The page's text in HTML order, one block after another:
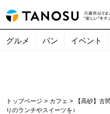
グルメ パン イベント
トップページ > カフェ >
【高砂】古
りのランチやスイーツを♪